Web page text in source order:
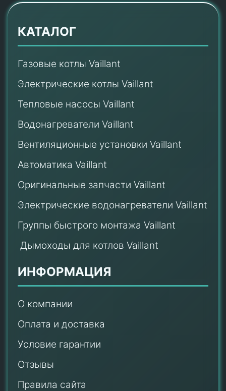
КАТАЛОГ
Газовые котлы Vaillant
Электрические котлы Vaillant
Тепловые насосы Vaillant
Водонагреватели Vaillant
Вентиляционные установки Vaillant
Автоматика Vaillant
Оригинальные запчасти Vaillant
Электрические водонагреватели Vaillant
Группы быстрого монтажа Vaillant
Дымоходы для котлов Vaillant
ИНФОРМАЦИЯ
О компании
Оплата и доставка
Условие гарантии
Отзывы
Правила сайта